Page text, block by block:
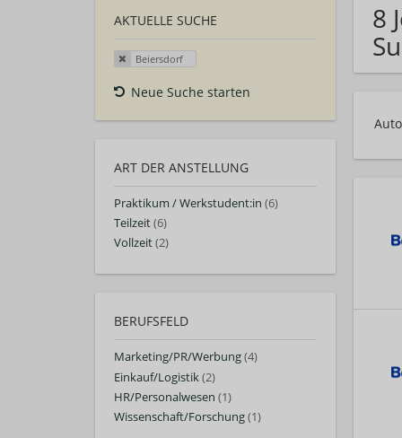
AKTUELLE SUCHE
Beiersdorf
Neue Suche starten
ART DER ANSTELLUNG
Praktikum / Werkstudent:in (6)
Teilzeit(6)
Vollzeit(2)
BERUFSFELD
Marketing/PR/Werbung(4)
Einkauf/Logistik(2)
HR/Personalwesen (1)
Wissenschaft/Forschung(1)
8